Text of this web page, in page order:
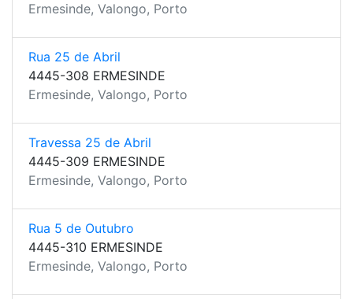
Ermesinde, Valongo, Porto
Rua 25 de Abril
4445-308 ERMESINDE
Ermesinde, Valongo, Porto
Travessa 25 de Abril
4445-309 ERMESINDE
Ermesinde, Valongo, Porto
Rua 5 de Outubro
4445-310 ERMESINDE
Ermesinde, Valongo, Porto